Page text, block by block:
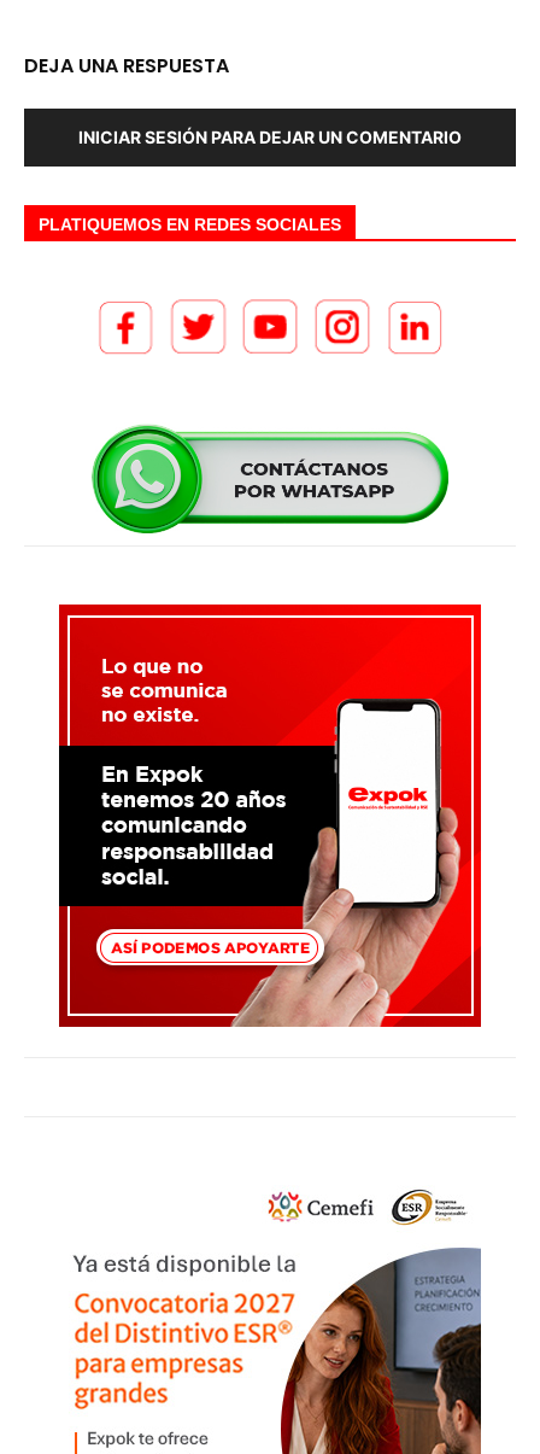
DEJA UNA RESPUESTA
INICIAR SESIÓN PARA DEJAR UN COMENTARIO
PLATIQUEMOS EN REDES SOCIALES